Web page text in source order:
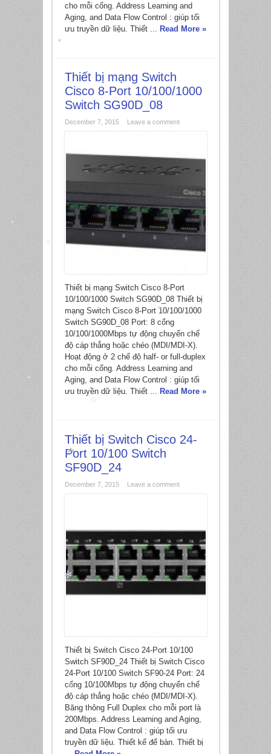
cho mỗi cổng. Address Learning and
Aging, and Data Flow Control : giúp tối
ưu truyền dữ liệu. Thiết ... Read More »
Thiết bị mạng Switch
Cisco 8-Port 10/100/1000
Switch SG90D_08
December 7, 2015 Leave a comment
Thiết bị mạng Switch Cisco 8-Port
10/100/1000 Switch SG90D_08 Thiết bị
mạng Switch Cisco 8-Port 10/100/1000
Switch SG90D_08 Port: 8 cổng
10/100/1000Mbps tự động chuyển chế
độ cáp thẳng hoặc chéo (MDI/MDI-X).
Hoạt động ở 2 chế độ half- or full-duplex
cho mỗi cổng. Address Learning and
Aging, and Data Flow Control : giúp tối
ưu truyền dữ liệu. Thiết ... Read More »
Thiết bị Switch Cisco 24-
Port 10/100 Switch
SF90D_24
December 7, 2015 Leave a comment
Thiết bị Switch Cisco 24-Port 10/100
Switch SF90D_24 Thiết bị Switch Cisco
24-Port 10/100 Switch SF90-24 Port: 24
cổng 10/100Mbps tự động chuyển chế
độ cáp thẳng hoặc chéo (MDI/MDI-X).
Băng thông Full Duplex cho mỗi port là
200Mbps. Address Learning and Aging,
and Data Flow Control : giúp tối ưu
truyền dữ liệu. Thiết kế để bàn. Thiết bị
*
*
*
*
*